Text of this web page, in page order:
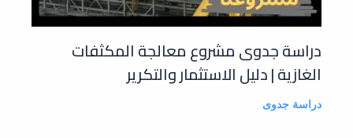
دراسة جدوى مشروع معالجة المكثفات
الغازية | دليل الاستثمار والتكرير
دراسة جدوى